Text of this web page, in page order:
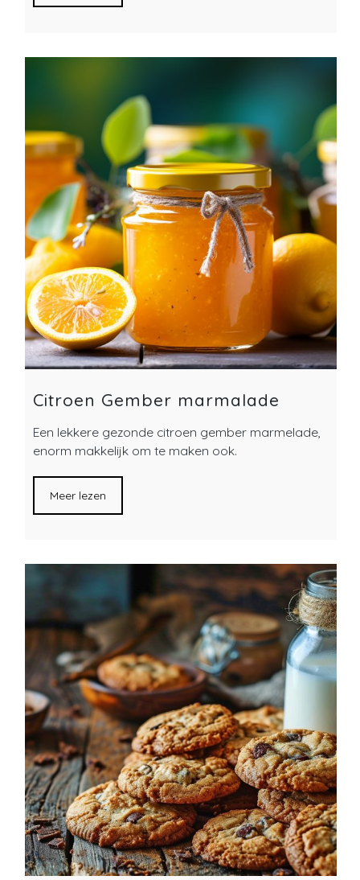
Citroen Gember marmalade
Een lekkere gezonde citroen gember marmelade,
enorm makkelijk om te maken ook.
Meer lezen